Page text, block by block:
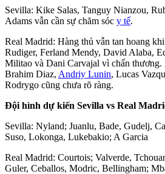
Sevilla: Kike Salas, Tanguy Nianzou,
Adams vẫn cần sự chăm sóc y tế.
Real Madrid: Hàng thủ vẫn tan hoang
Rudiger, Ferland Mendy, David Alaba,
Militao và Dani Carvajal vì chấn thương.
Brahim Diaz, Andriy Lunin, Lucas
Rodrygo cũng chưa rõ ràng.
Đội hình dự kiến Sevilla vs Real
Sevilla: Nyland; Juanlu, Bade, Gudelj,
Suso, Lokonga, Lukebakio; A Garcia
Real Madrid: Courtois; Valverde,
Guler, Ceballos, Modric, Bellingham;